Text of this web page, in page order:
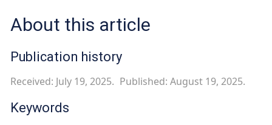
About this article
Publication history
Received: July 19, 2025. Published: August 19, 2025.
Keywords